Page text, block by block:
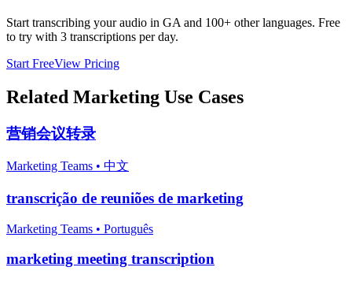
Start transcribing your audio in GA and 100+ other languages. Free
to try with 3 transcriptions per day.
Start FreeView Pricing
Related Marketing Use Cases
营销会议转录
Marketing Teams • 中文
transcrição de reuniões de marketing
Marketing Teams • Português
marketing meeting transcription